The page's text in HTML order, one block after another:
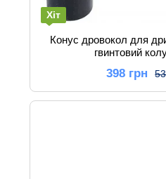
Хіт
Конус дровокол для
гвинтовий
398 грн